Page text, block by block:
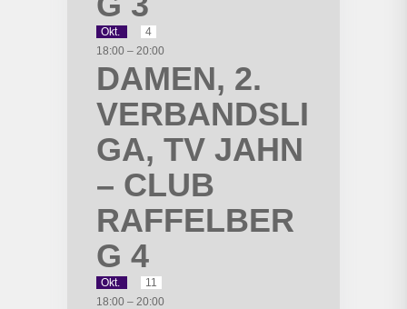
Okt.
4
18:00 – 20:00
DAMEN, 2.
VERBANDSLI
GA, TV JAHN
– CLUB
RAFFELBER
G 4
Okt.
11
18:00 – 20:00